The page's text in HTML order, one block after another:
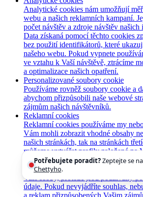
Analytické cookies nám umožňují
webu a našich reklamních kampaní.
počet návštěv a zdroje návštěv našich
Data získaná pomocí těchto cookies
bez použití identifikátorů, které
našeho webu. Pokud vypnete
ve vztahu k Vaší návštěvě, ztrácíme
a optimalizace našich opatření.
Personalizované soubory cookie
Používáme rovněž soubory cookie a
abychom přizpůsobili naše webové
zájmům našich návštěvníků.
Reklamní cookies
Reklamní cookies používáme my
Vám mohli zobrazit vhodné obsahy
našich stránkách, tak na stránkách
můžeme vytvářet profily založené na
zvané pseudonymizované profily. Na
informací není zpravidla možná
Vaší osoby, protože jsou používány
údaje. Pokud nevyjádříte souhlas,
Potřebujete poradit?Zeptejte se
Chettyho.